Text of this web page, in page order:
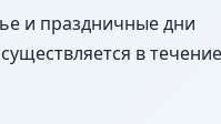
и праздничные дни
в